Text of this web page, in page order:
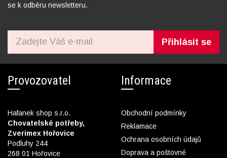
se k odběru newsletteru.
Přihlásit se
Provozovatel
Hafanek shop s.r.o.
Chovatelské potřeby,
Zverimex Hořovice
Podluhy 244
268 01 Hořovice
Informace
Obchodní podmínky
Reklamace
Ochrana osobních údajů
Doprava a poštovné